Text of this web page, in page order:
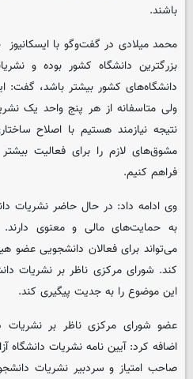
باشند.
محمد میلادی در گفت‌وگو با ایسکانیوز
بزرگترین دانشگاه کشور بوده و
ولی متاسفانه از هر پنج واحد یک
نتیجه نیازمند هستیم با اصلاح
مشوق‌های لازم را برای فعالیت
فراهم کنیم.
وی ادامه داد: در حال حاضر نشریات
به حمایت‌های مالی و معنوی
می‌تواند برای فعالان دانشجویی عضو
کند. شورای مرکزی ناظر بر نشریات
این موضوع را به جدیت پیگیری کند.
عضو شورای مرکزی ناظر بر نشریات
اضافه کرد: آیین نامه نشریات دانشگاه
صاحب امتیاز و سردبیر نشریات